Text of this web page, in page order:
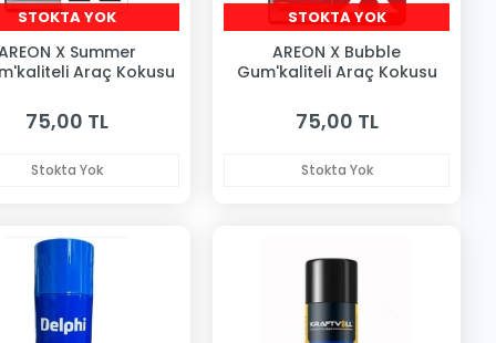
STOKTA YOK
X Summer
Araç Kokusu
75,00 TL
Stokta Yok
STOKTA YOK
AREON X Bubble
Gum'kaliteli Araç Kokusu
75,00 TL
Stokta Yok